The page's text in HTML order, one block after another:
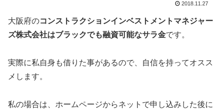
2018.11.27
大阪府のコンストラクションインベストメントマネジャー
ズ株式会社はブラックでも融資可能なサラ金です。
実際に私自身も借りた事があるので、自信を持ってオスス
メします。
私の場合は、ホームページからネットで申し込みした後に